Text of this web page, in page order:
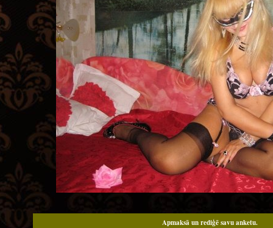
Apmaksā un rediģē savu anketu.